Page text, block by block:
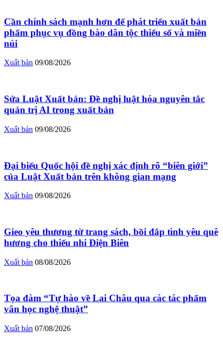
Cần chính sách mạnh hơn để phát triển xuất bản
phẩm phục vụ đồng bào dân tộc thiểu số và miền
núi
Xuất bản 09/08/2026
Sửa Luật Xuất bản: Đề nghị luật hóa nguyên tắc
quản trị AI trong xuất bản
Xuất bản 09/08/2026
Đại biểu Quốc hội đề nghị xác định rõ “biên giới”
của Luật Xuất bản trên không gian mạng
Xuất bản 09/08/2026
Gieo yêu thương từ trang sách, bồi đắp tình yêu quê
hương cho thiếu nhi Điện Biên
Xuất bản 08/08/2026
Tọa đàm “Tự hào về Lai Châu qua các tác phẩm
văn học nghệ thuật”
Xuất bản 07/08/2026